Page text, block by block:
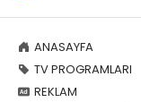
ANASAYFA
TV PROGRAMLARI
REKLAM